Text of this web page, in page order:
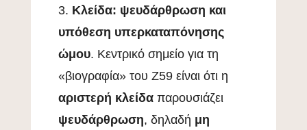
3. Κλείδα: ψευδάρθρωση και
υπόθεση υπερκαταπόνησης
ώμου. Κεντρικό σημείο για τη
«βιογραφία» του Ζ59 είναι ότι η
αριστερή κλείδαπαρουσιάζει
ψευδάρθρωση, δηλαδή μη